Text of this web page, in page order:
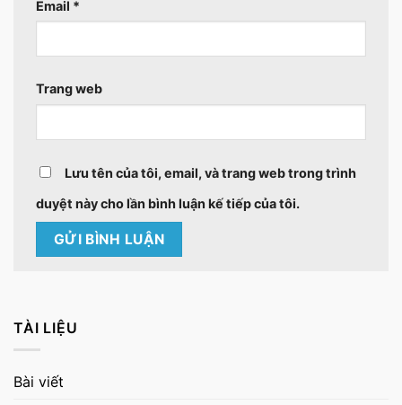
TÀI LIỆU
Bài viết
Email *
Trang web
Lưu tên của tôi, email, và trang web trong trình
duyệt này cho lần bình luận kế tiếp của tôi.